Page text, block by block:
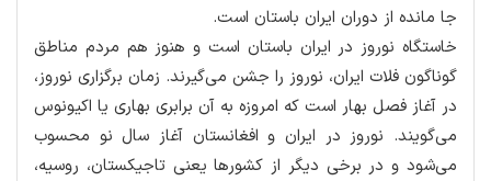
جا مانده از دوران ایران باستان است.
خاستگاه نوروز در ایران باستان است و هنوز هم مردم مناطق
گوناگون فلات ایران، نوروز را جشن می‌گیرند. زمان برگزاری نوروز،
در آغاز فصل بهار است که امروزه به آن برابری بهاری یا اکیونوس
می‌گویند. نوروز در ایران و افغانستان آغاز سال نو محسوب
می‌شود و در برخی دیگر از کشورها یعنی تاجیکستان، روسیه،